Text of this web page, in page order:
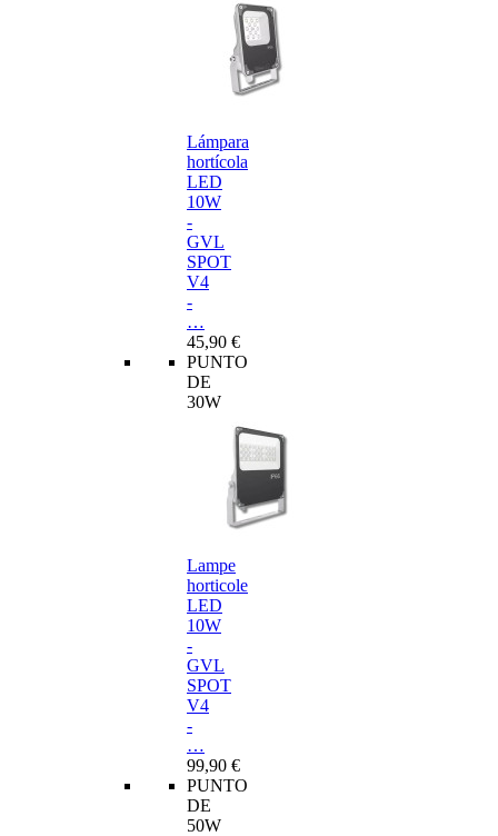
Lámpara
hortícola
LED
10W
-
GVL
SPOT
V4
-
…
45,90 €
PUNTO
DE
30W
Lampe
horticole
LED
10W
-
GVL
SPOT
V4
-
…
99,90 €
PUNTO
DE
50W